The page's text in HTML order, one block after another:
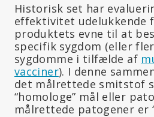
Historisk set har
effektivitet udelukkende
produktets evne til at
specifik sygdom (eller
sygdomme i tilfælde af
vacciner). I denne
det målrettede smitstof
“homologe” mål eller
målrettede patogener er